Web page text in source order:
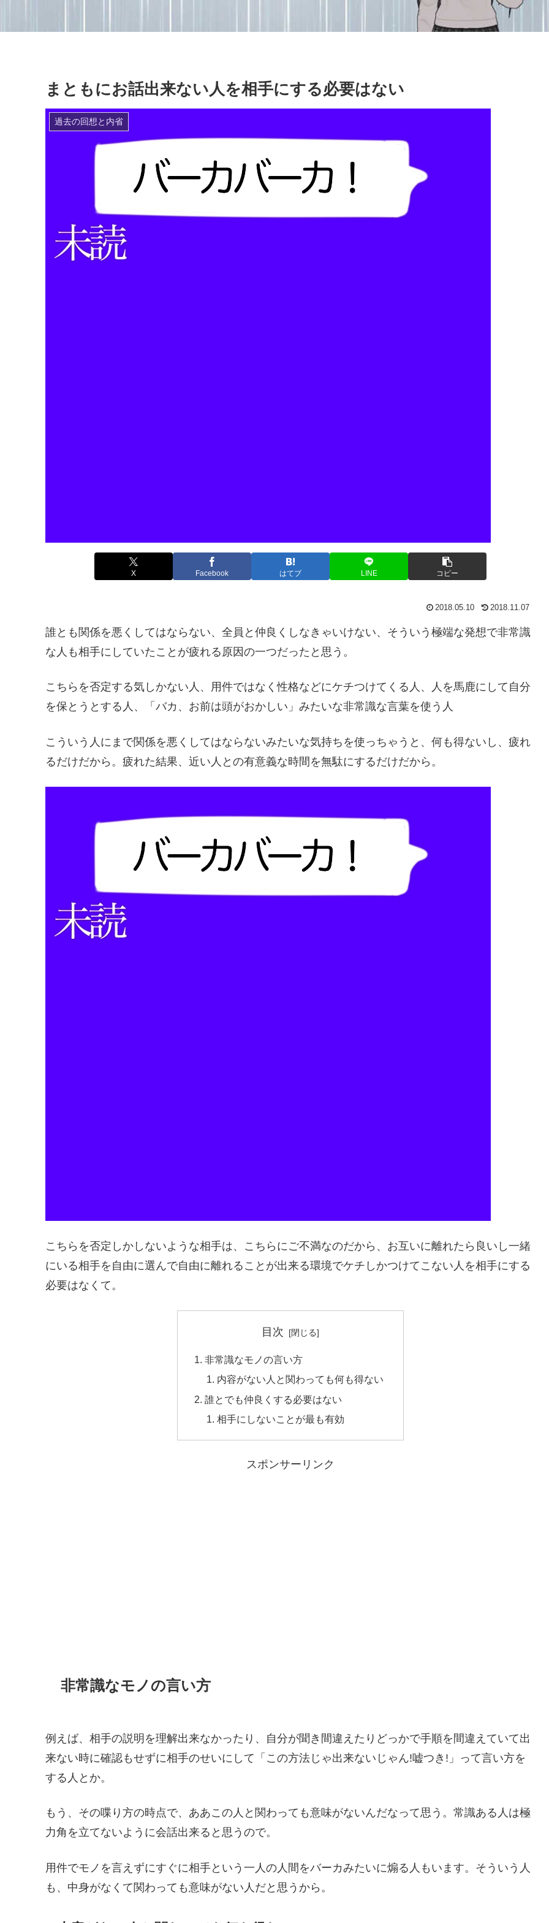
まともにお話出来ない人を相手にする必要はない
過去の回想と内省
X Facebook はてブ LINE コピー
2018.05.10 2018.11.07
誰とも関係を悪くしてはならない、全員と仲良くしなきゃいけない、そういう極端な発想で非常識
な人も相手にしていたことが疲れる原因の一つだったと思う。
こちらを否定する気しかない人、用件ではなく性格などにケチつけてくる人、人を馬鹿にして自分
を保とうとする人、「バカ、お前は頭がおかしい」みたいな非常識な言葉を使う人
こういう人にまで関係を悪くしてはならないみたいな気持ちを使っちゃうと、何も得ないし、疲れ
るだけだから。疲れた結果、近い人との有意義な時間を無駄にするだけだから。
こちらを否定しかしないような相手は、こちらにご不満なのだから、お互いに離れたら良いし一緒
にいる相手を自由に選んで自由に離れることが出来る環境でケチしかつけてこない人を相手にする
必要はなくて。
目次
非常識なモノの言い方
内容がない人と関わっても何も得ない
誰とでも仲良くする必要はない
相手にしないことが最も有効
スポンサーリンク
非常識なモノの言い方
例えば、相手の説明を理解出来なかったり、自分が聞き間違えたりどっかで手順を間違えていて出
来ない時に確認もせずに相手のせいにして「この方法じゃ出来ないじゃん!嘘つき!」って言い方を
する人とか。
もう、その喋り方の時点で、ああこの人と関わっても意味がないんだなって思う。常識ある人は極
力角を立てないように会話出来ると思うので。
用件でモノを言えずにすぐに相手という一人の人間をバーカみたいに煽る人もいます。そういう人
も、中身がなくて関わっても意味がない人だと思うから。